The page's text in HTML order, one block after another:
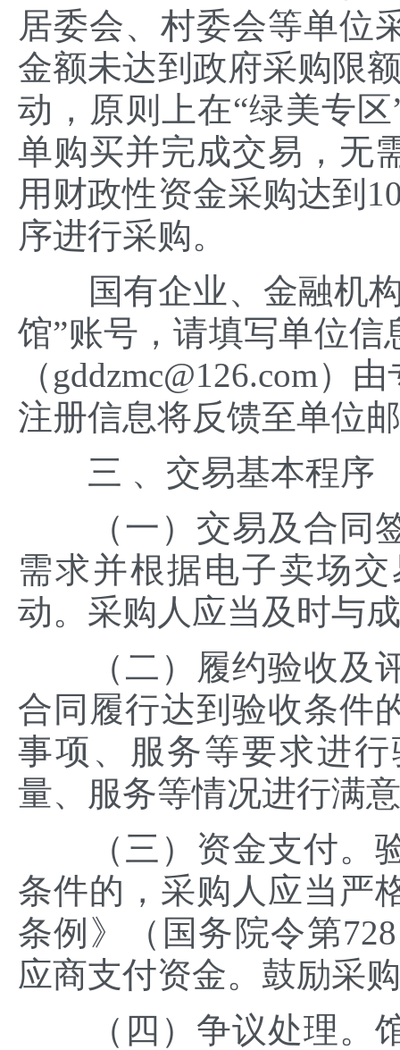
居委会、村委会等单位
金额未达到政府采购限
动，原则上在“绿美专
单购买并完成交易，无
用财政性资金采购达到
序进行采购。
国有企业、金融机构
馆”账号，请填写单位
（gddzmc@126.com）
注册信息将反馈至单位
三 、交易基本程序
（一）交易及合同签
需求并根据电子卖场
动。采购人应当及时与
（二）履约验收及评
合同履行达到验收条件
事项、服务等要求进
量、服务等情况进行满
（三）资金支付。验
条件的，采购人应当严
条例》（国务院令第
应商支付资金。鼓励采
（四）争议处理。馆